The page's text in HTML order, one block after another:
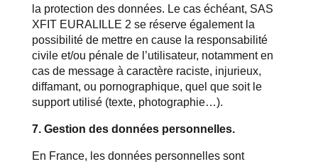
la protection des données. Le cas échéant, SAS
XFIT EURALILLE 2 se réserve également la
possibilité de mettre en cause la responsabilité
civile et/ou pénale de l’utilisateur, notamment en
cas de message à caractère raciste, injurieux,
diffamant, ou pornographique, quel que soit le
support utilisé (texte, photographie…).
7. Gestion des données personnelles.
En France, les données personnelles sont